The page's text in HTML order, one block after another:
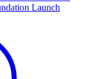
Launch